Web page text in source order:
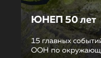
ЮНЕП 50 лет
15 главных
ООН по